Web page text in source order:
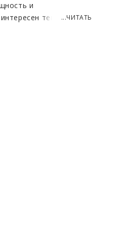
и
тем, что...ЧИТАТЬ